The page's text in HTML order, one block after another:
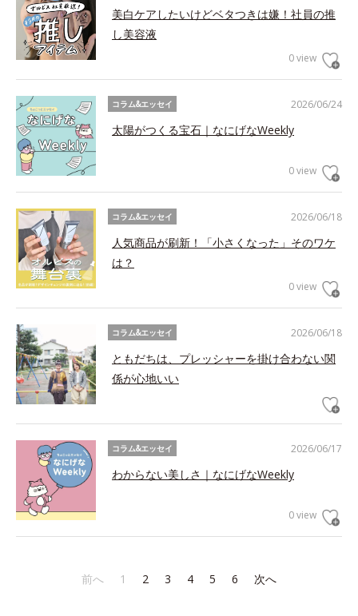
美白ケアしたいけどベタつきは嫌！社員の推
し美容液
0 view
2026/06/24
コラム&エッセイ
太陽がつくる宝石｜なにげなWeekly
0 view
2026/06/18
コラム&エッセイ
人気商品が刷新！「小さくなった」そのワケ
は？
0 view
2026/06/18
コラム&エッセイ
ともだちは、プレッシャーを掛け合わない関
係が心地いい
2026/06/17
コラム&エッセイ
わからない美しさ｜なにげなWeekly
0 view
前へ 1 2 3 4 5 6 次へ